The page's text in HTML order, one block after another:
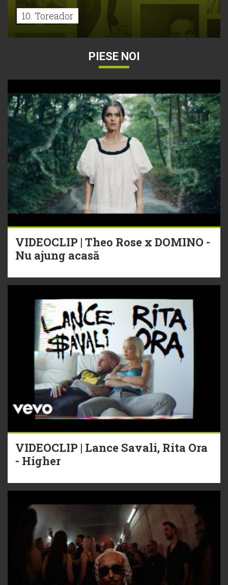
10. Toreador
PIESE NOI
VIDEOCLIP | Theo Rose x DOMINO -
Nu ajung acasă
VIDEOCLIP | Lance Savali, Rita Ora
- Higher